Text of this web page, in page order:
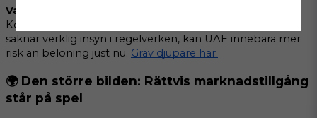
Vad det betyder för dig:
Kort förklarat: efterfrågan ökar. Men om din leverantör
saknar verklig insyn i regelverken, kan UAE innebära mer
risk än belöning just nu. Gräv djupare här.
🌍 Den större bilden: Rättvis marknadstillgång
står på spel